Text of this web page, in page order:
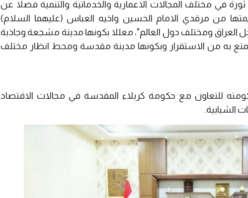
في مختلف المجالات الاعمارية والخدماتية والتنمية فضلا عن
من مرقدي الامام الحسين واخيه العباس (عليهما السلام)
سنويا من داخل العراق ومختلف دول العالم"، معللا بكونها مدينة مشجعة وجاذبة
به من الاستقرار وبكونها مدينة مقدسة ومحط انظار مختلف
للتعاون مع حكومة كربلاء المقدسة في مجالات الاقتصاد
الشبابية.